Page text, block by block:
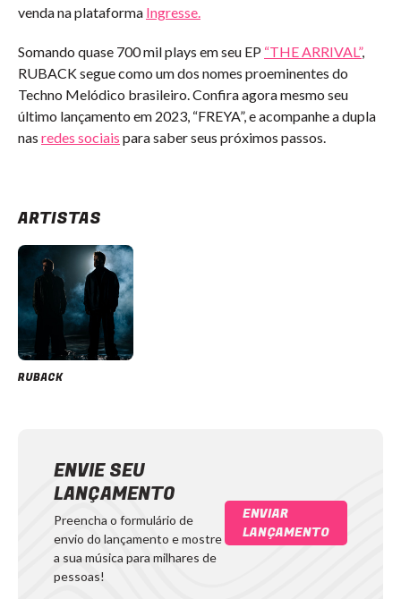
venda na plataforma Ingresse.
Somando quase 700 mil plays em seu EP “THE ARRIVAL”,
RUBACK segue como um dos nomes proeminentes do
Techno Melódico brasileiro. Confira agora mesmo seu
último lançamento em 2023, “FREYA”, e acompanhe a dupla
nas redes sociais para saber seus próximos passos.
ARTISTAS
RUBACK
ENVIE SEU
LANÇAMENTO
Preencha o formulário de
envio do lançamento e mostre
a sua música para milhares de
pessoas!
ENVIAR
LANÇAMENTO